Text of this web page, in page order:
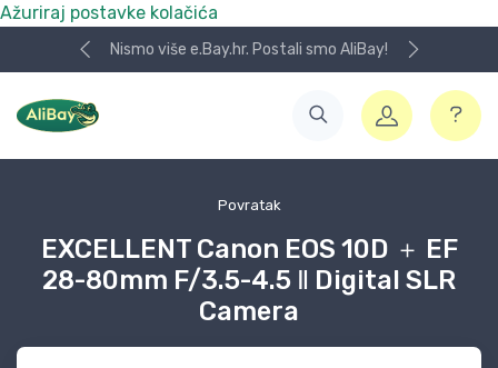
Ažuriraj postavke kolačića
Nismo više e.Bay.hr. Postali smo AliBay!
Povratak
EXCELLENT Canon EOS 10D ＋ EF
28-80mm F/3.5-4.5 Ⅱ Digital SLR
Camera